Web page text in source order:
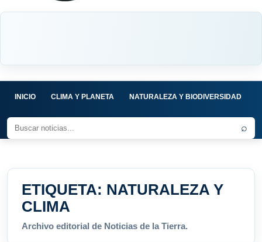
INICIO CLIMA Y PLANETA NATURALEZA Y BIODIVERSIDAD
⌕
ETIQUETA: NATURALEZA Y
CLIMA
Archivo editorial de Noticias de la Tierra.